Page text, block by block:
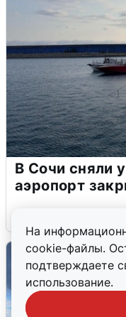
На
cookie-файлы.
подтверждаете
использование.
В Сочи сняли
аэропорт